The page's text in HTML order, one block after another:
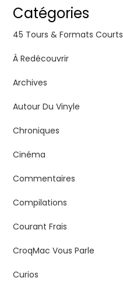
Catégories
45 Tours & Formats Courts
À Redécouvrir
Archives
Autour Du Vinyle
Chroniques
Cinéma
Commentaires
Compilations
Courant Frais
CroqMac Vous Parle
Curios